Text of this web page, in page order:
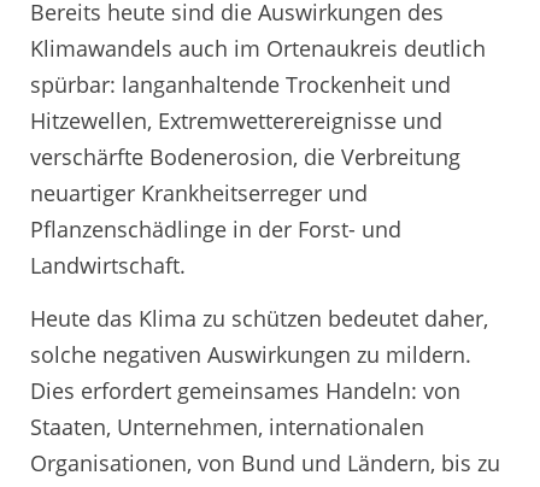
Bereits heute sind die Auswirkungen des
Klimawandels auch im Ortenaukreis deutlich
spürbar: langanhaltende Trockenheit und
Hitzewellen, Extremwetterereignisse und
verschärfte Bodenerosion, die Verbreitung
neuartiger Krankheitserreger und
Pflanzenschädlinge in der Forst- und
Landwirtschaft.
Heute das Klima zu schützen bedeutet daher,
solche negativen Auswirkungen zu mildern.
Dies erfordert gemeinsames Handeln: von
Staaten, Unternehmen, internationalen
Organisationen, von Bund und Ländern, bis zu